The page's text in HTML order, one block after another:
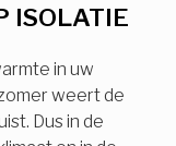
ISOLATIE
in uw
weert de
Dus in de